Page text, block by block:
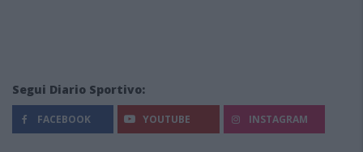
Segui Diario Sportivo:
FACEBOOK YOUTUBE INSTAGRAM